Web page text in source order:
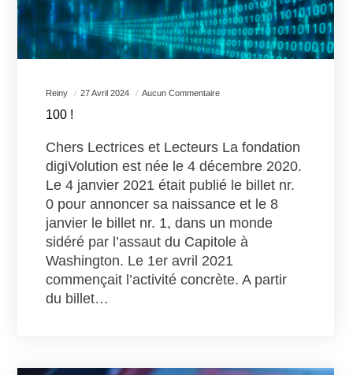
Reiny 27 Avril 2024 Aucun Commentaire
100 !
Chers Lectrices et Lecteurs La fondation
digiVolution est née le 4 décembre 2020.
Le 4 janvier 2021 était publié le billet nr.
0 pour annoncer sa naissance et le 8
janvier le billet nr. 1, dans un monde
sidéré par l’assaut du Capitole à
Washington. Le 1er avril 2021
commençait l’activité concrète. A partir
du billet…